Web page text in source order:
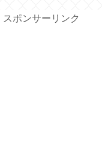
スポンサーリンク